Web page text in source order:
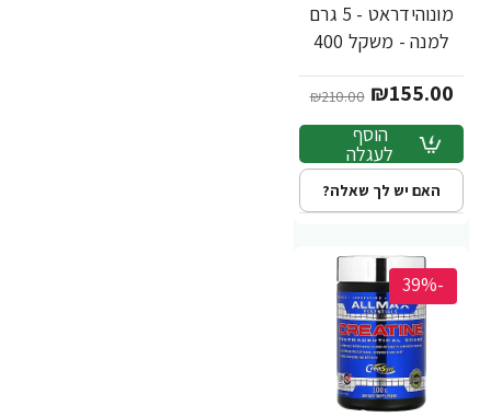
מונוהידראט - 5 גרם
למנה - משקל 400
₪155.00
₪210.00
הוסף
לעגלה
האם יש לך שאלה?
-39%